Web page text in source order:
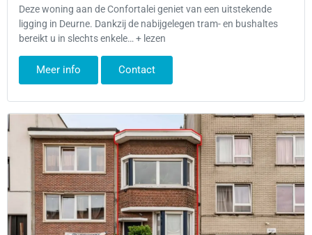
Deze woning aan de Confortalei geniet van een uitstekende
ligging in Deurne. Dankzij de nabijgelegen tram- en bushaltes
bereikt u in slechts enkele… + lezen
Meer info Contact